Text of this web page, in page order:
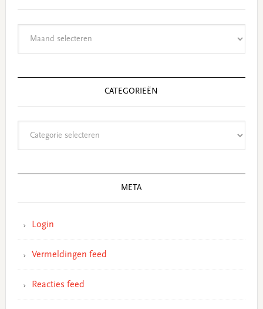
CATEGORIEËN
META
Login
Vermeldingen feed
Reacties feed